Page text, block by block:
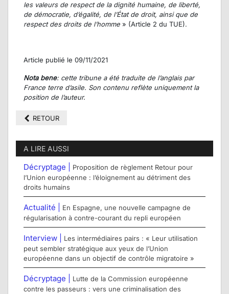
les valeurs de respect de la dignité humaine, de liberté,
de démocratie, d’égalité, de l’État de droit, ainsi que de
respect des droits de l’homme » (Article 2 du TUE).
Article publié le 09/11/2021
Nota bene: cette tribune a été traduite de l’anglais par
France terre d’asile. Son contenu reflète uniquement la
position de l’auteur.
RETOUR
A LIRE AUSSI
Décryptage |
Proposition de règlement Retour pour
l’Union européenne : l’éloignement au détriment des
droits humains
Actualité |
En Espagne, une nouvelle campagne de
régularisation à contre-courant du repli européen
Interview |
Les intermédiaires pairs : « Leur utilisation
peut sembler stratégique aux yeux de l’Union
européenne dans un objectif de contrôle migratoire »
Décryptage |
Lutte de la Commission européenne
contre les passeurs : vers une criminalisation des